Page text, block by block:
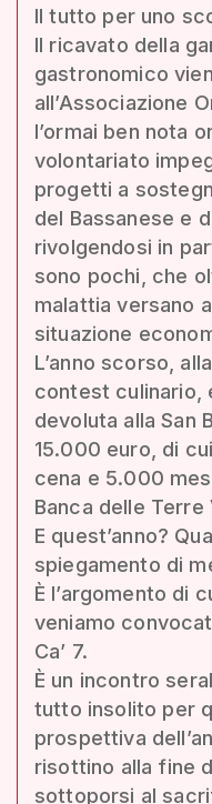
Il tutto per uno
Il ricavato della
gastronomico
all’Associazione
l’ormai ben nota
volontariato
progetti a
del Bassanese e
rivolgendosi in
sono pochi, che
malattia versano
situazione
L’anno scorso,
contest culinario,
devoluta alla San
15.000 euro, di
cena e 5.000
Banca delle Terre
E quest’anno?
spiegamento di
È l’argomento di
veniamo
Ca’ 7.
È un incontro
tutto insolito per
prospettiva
risottino alla fine
sottoporsi al